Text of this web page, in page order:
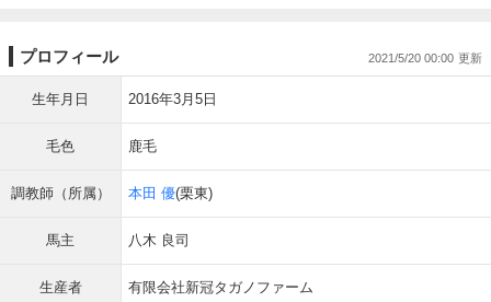
プロフィール 2021/5/20 00:00
生年月日 2016年3月5日
毛色 鹿毛
調教師（所属） 本田 優(栗東)
馬主 八木 良司
生産者 有限会社新冠タガノファーム